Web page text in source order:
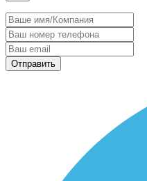
Отправить